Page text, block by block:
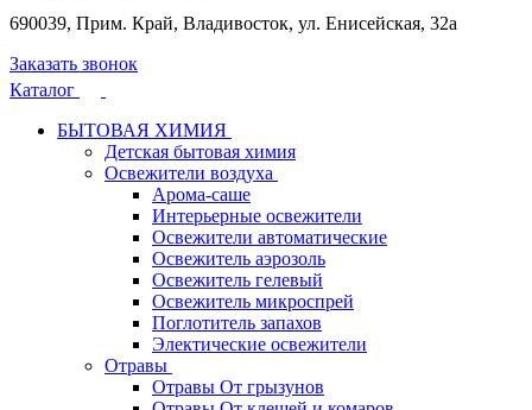
690039, Прим. Край, Владивосток, ул. Енисейская, 32а
Заказать звонок
Каталог
БЫТОВАЯ ХИМИЯ
Детская бытовая химия
Освежители воздуха
Арома-саше
Интерьерные освежители
Освежители автоматические
Освежитель аэрозоль
Освежитель гелевый
Освежитель микроспрей
Поглотитель запахов
Электические освежители
Отравы
Отравы От грызунов